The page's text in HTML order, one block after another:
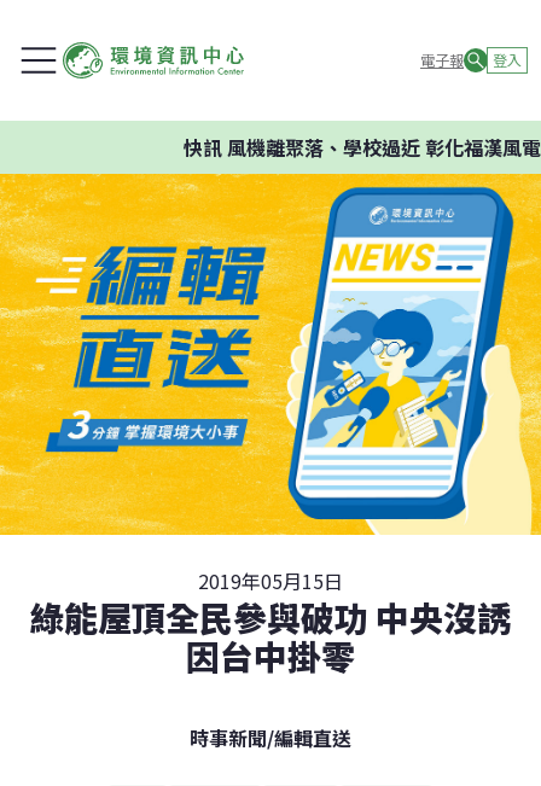
電子報 登入
快訊風機離聚落、學校過近 彰化福漢風電
2019年05月15日
綠能屋頂全民參與破功 中央沒誘
因台中掛零
時事新聞/編輯直送